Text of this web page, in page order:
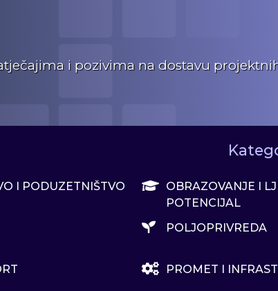
i pozivima na dostavu
I PODUZETNIŠTVO
OBRAZOVANJE I
POTENCIJAL
POLJOPRIVREDA
PROMET I